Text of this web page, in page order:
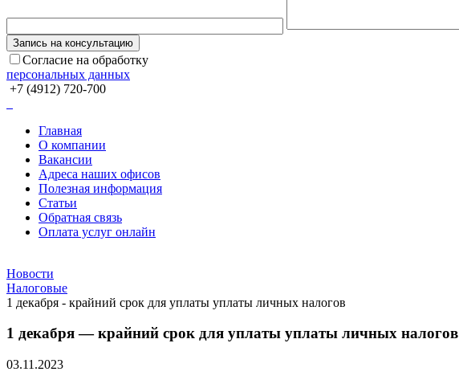
Согласие на обработку
персональных данных
+7 (4912) 720-700
Главная
О компании
Вакансии
Адреса наших офисов
Полезная информация
Статьи
Обратная связь
Оплата услуг онлайн
Новости
Налоговые
1 декабря - крайний срок для уплаты уплаты личных налогов
1 декабря — крайний срок для уплаты уплаты личных налогов
03.11.2023